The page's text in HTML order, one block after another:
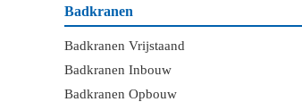
Badkranen
Badkranen Vrijstaand
Badkranen Inbouw
Badkranen Opbouw